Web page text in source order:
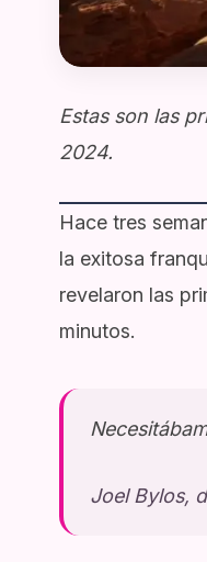
Estas son las
2024.
Hace tres
la exitosa
revelaron las
minutos.
Joel Bylos,